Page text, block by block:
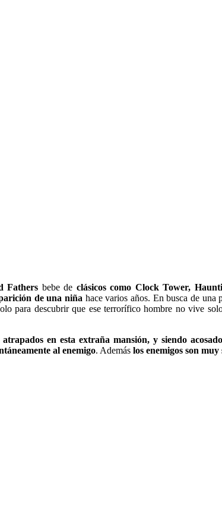
Fathers bebe de clásicos como Clock Tower,
de una niña hace varios años. En busca de una
para descubrir que ese terrorífico hombre no vive
atrapados en esta extraña mansión, y siendo
al enemigo. Además los enemigos son muy